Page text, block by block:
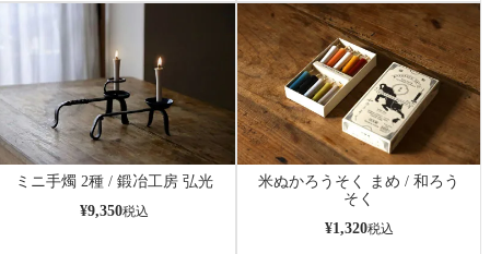
ミニ手燭 2種 / 鍛冶工房 弘光
¥9,350税込
米ぬかろうそく まめ / 和ろう
そく
¥1,320税込